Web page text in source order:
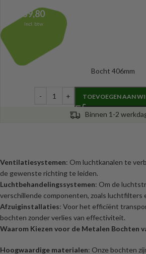
59,80
Incl. btw
Bocht 406mm
TOEVOEGEN AAN
Binnen 1-2
Ventilatiesystemen: Om luchtkanalen te
de gewenste richting te leiden.
Luchtbehandelingssystemen: Om de
verschillende componenten, zoals luchtfilters
Afzuiginstallaties: Voor het efficiënt
bochten zonder verlies van effectiviteit.
Waarom Kiezen voor de Metalen Bochten
Hoogwaardige materialen: Onze bochten